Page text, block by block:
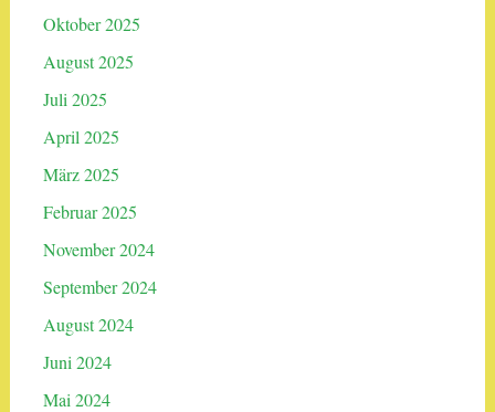
Oktober 2025
August 2025
Juli 2025
April 2025
März 2025
Februar 2025
November 2024
September 2024
August 2024
Juni 2024
Mai 2024